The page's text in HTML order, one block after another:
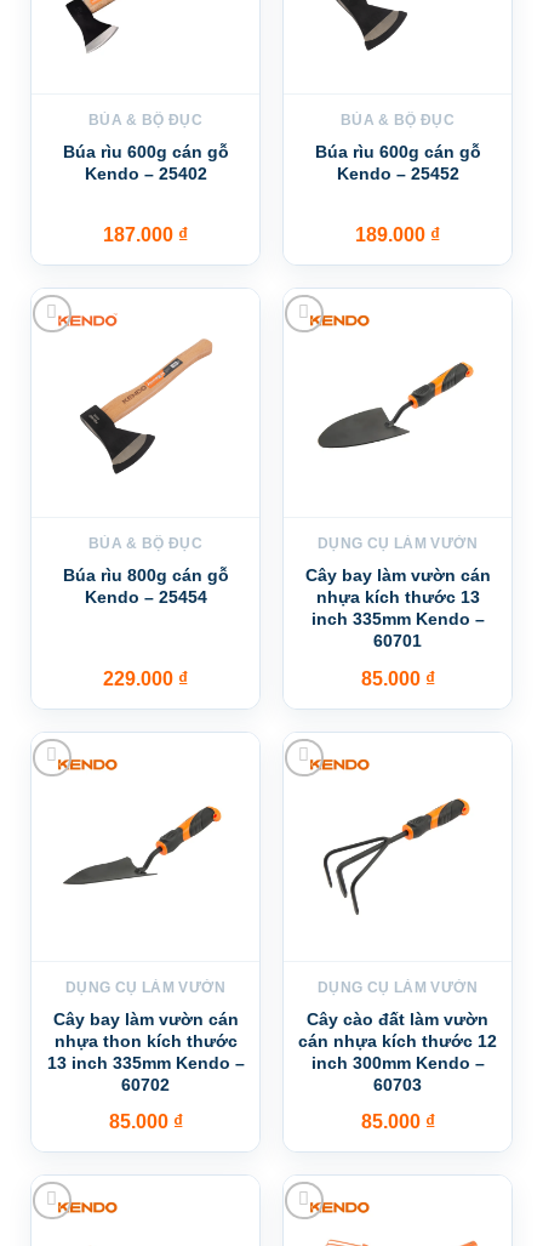
BÚA & BỘ ĐỤC
Búa rìu 600g cán gỗ
Kendo – 25402
187.000 ₫
BÚA & BỘ ĐỤC
Búa rìu 600g cán gỗ
Kendo – 25452
189.000 ₫
Add to wishlist
BÚA & BỘ ĐỤC
Búa rìu 800g cán gỗ
Kendo – 25454
229.000 ₫
DỤNG CỤ LÀM VƯỜN
Cây bay làm vườn cán
nhựa kích thước 13
inch 335mm Kendo –
60701
85.000 ₫
DỤNG CỤ LÀM VƯỜN
Cây bay làm vườn cán
nhựa thon kích thước
13 inch 335mm Kendo –
60702
85.000 ₫
DỤNG CỤ LÀM VƯỜN
Cây cào đất làm vườn
cán nhựa kích thước 12
inch 300mm Kendo –
60703
85.000 ₫
Add to wishlist